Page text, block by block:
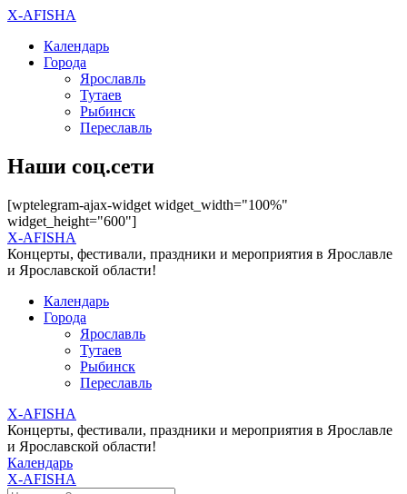
X-AFISHA
Календарь
Города
Ярославль
Тутаев
Рыбинск
Переславль
Наши соц.сети
[wptelegram-ajax-widget widget_width="100%"
widget_height="600"]
X-AFISHA
Концерты, фестивали, праздники и мероприятия в Ярославле
и Ярославской области!
Календарь
Города
Ярославль
Тутаев
Рыбинск
Переславль
X-AFISHA
Концерты, фестивали, праздники и мероприятия в Ярославле
и Ярославской области!
Календарь
X-AFISHA